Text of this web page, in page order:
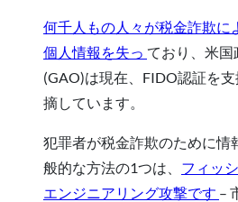
何千人もの人々が税金詐欺に
個人情報を失っ ており、 米国
(GAO)は現在、FIDO認証を
摘しています。
犯罪者が税金詐欺のために情
般的な方法の1つは、 フィッ
エンジニアリング攻撃です –